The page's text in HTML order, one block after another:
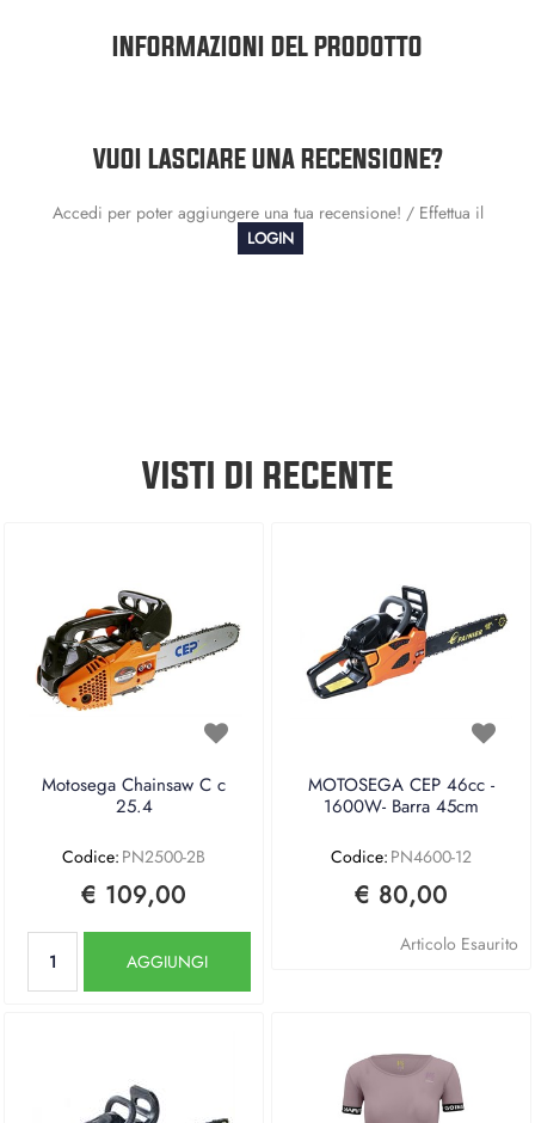
INFORMAZIONI DEL PRODOTTO
VUOI LASCIARE UNA RECENSIONE?
Accedi per poter aggiungere una tua recensione! / Effettua il
LOGIN
VISTI DI RECENTE
Motosega Chainsaw C c
25.4
Codice: PN2500-2B
€ 109,00
AGGIUNGI
MOTOSEGA CEP 46cc -
1600W- Barra 45cm
Codice: PN4600-12
€ 80,00
Articolo Esaurito